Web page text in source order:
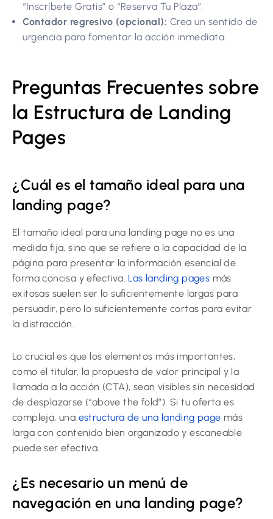
“Inscríbete Gratis” o “Reserva Tu Plaza”.
Contador regresivo (opcional): Crea un sentido de
urgencia para fomentar la acción inmediata.
Preguntas Frecuentes sobre
la Estructura de Landing
Pages
¿Cuál es el tamaño ideal para una
landing page?
El tamaño ideal para una landing page no es una
medida fija, sino que se refiere a la capacidad de la
página para presentar la información esencial de
forma concisa y efectiva. Las landing pages más
exitosas suelen ser lo suficientemente largas para
persuadir, pero lo suficientemente cortas para evitar
la distracción.
Lo crucial es que los elementos más importantes,
como el titular, la propuesta de valor principal y la
llamada a la acción (CTA), sean visibles sin necesidad
de desplazarse (“above the fold”). Si tu oferta es
compleja, una estructura de una landing page más
larga con contenido bien organizado y escaneable
puede ser efectiva.
¿Es necesario un menú de
navegación en una landing page?